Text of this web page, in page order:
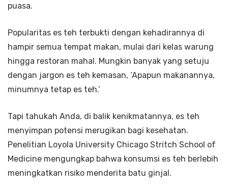
puasa.
Popularitas es teh terbukti dengan kehadirannya di
hampir semua tempat makan, mulai dari kelas warung
hingga restoran mahal. Mungkin banyak yang setuju
dengan jargon es teh kemasan, ‘Apapun makanannya,
minumnya tetap es teh.’
Tapi tahukah Anda, di balik kenikmatannya, es teh
menyimpan potensi merugikan bagi kesehatan.
Penelitian Loyola University Chicago Stritch School of
Medicine mengungkap bahwa konsumsi es teh berlebih
meningkatkan risiko menderita batu ginjal.